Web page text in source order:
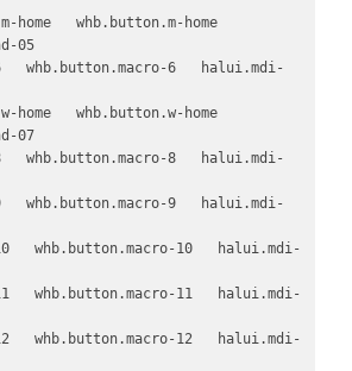
home   whb.button.m-home
05
whb.button.macro-6   halui.mdi-
home   whb.button.w-home
07
whb.button.macro-8   halui.mdi-
whb.button.macro-9   halui.mdi-
whb.button.macro-10   halui.mdi-
whb.button.macro-11   halui.mdi-
whb.button.macro-12   halui.mdi-